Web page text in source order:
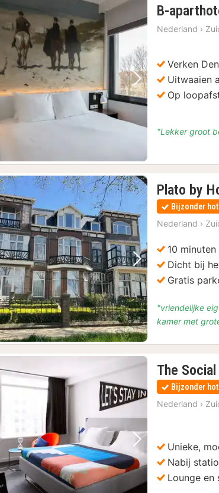
Vorige foto Volgende foto
B-
Nederland ›
Verken
Uitwaaien
Op
"Lekker groot
Vorige foto Volgende foto
Plato by
Bijzonder
Nederland ›
10
Dicht bij
Gratis
"vriendelijke
kamer met
Vorige foto Volgende foto
The
Bijzonder
Nederland ›
Unieke,
Nabij
Lounge en